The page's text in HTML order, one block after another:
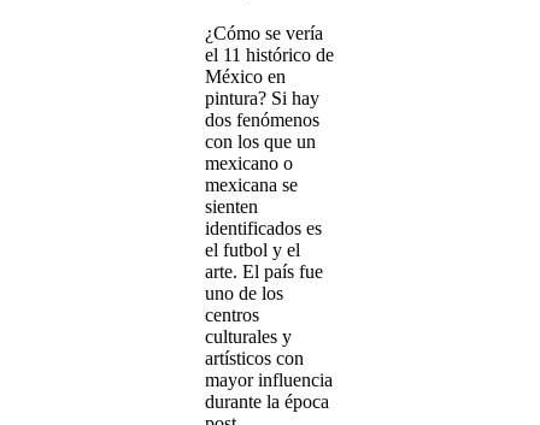
¿Cómo se vería
el 11 histórico de
México en
pintura? Si hay
dos fenómenos
con los que un
mexicano o
mexicana se
sienten
identificados es
el futbol y el
arte. El país fue
uno de los
centros
culturales y
artísticos con
mayor influencia
durante la época